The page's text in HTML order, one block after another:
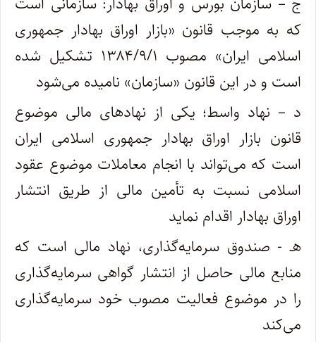
که به موجب قانون «بازار اوراق بهادار جمهوری
اسلامی ایران» مصوب ۱۳۸۴/۹/۱ تشکیل شده
است و در این قانون «سازمان» نامیده می‌شود
د – نهاد واسط؛ یکی از نهادهای مالی موضوع
قانون بازار اوراق بهادار جمهوری اسلامی ایران
است که می‌تواند با انجام معاملات موضوع عقود
اسلامی نسبت به تأمین مالی از طریق انتشار
اوراق بهادار اقدام نماید
هـ ‍- صندوق سرمایه‌گذاری، نهاد مالی است که
منابع مالی حاصل از انتشار گواهی سرمایه‌گذاری
را در موضوع فعالیت مصوب خود سرمایه‌گذاری
می‌کند